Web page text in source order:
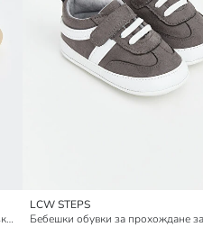
Бебешки обувки за прохождане с връзки за момче
LCW STEPS